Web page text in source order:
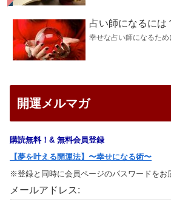
占い師になるには
幸せな占い師になるため
開運メルマガ
購読無料！& 無料会員登録
【夢を叶える開運法】〜幸せになる術〜
※登録と同時に会員ページのパスワードをお
メールアドレス: